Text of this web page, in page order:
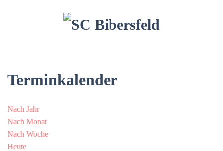
Terminkalender
Nach Jahr
Nach Monat
Nach Woche
Heute